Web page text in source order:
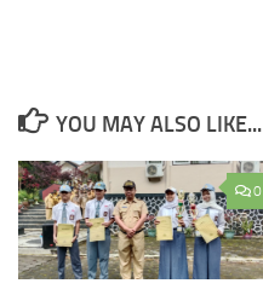
YOU MAY ALSO LIKE...
0